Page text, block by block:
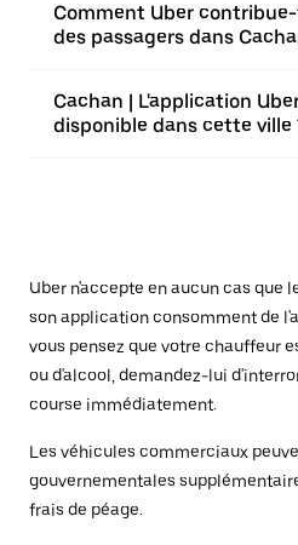
Comment Uber
des passagers dans
Cachan | L'application
disponible dans cette ville
Uber n'accepte en aucun cas que
son application consomment de
vous pensez que votre chauffeur
ou d'alcool, demandez-lui
course immédiatement.
Les véhicules commerciaux
gouvernementales
frais de péage.